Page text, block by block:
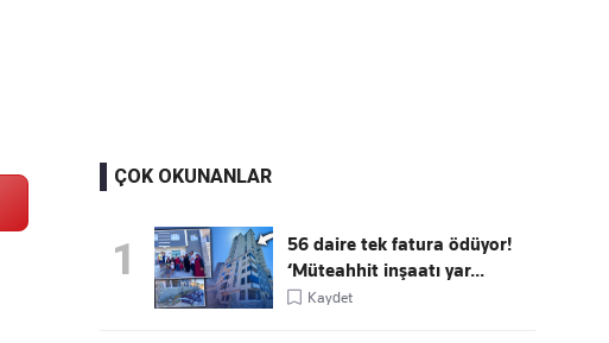
ÇOK OKUNANLAR
1
56 daire tek fatura ödüyor!
‘Müteahhit inşaatı yar...
Kaydet